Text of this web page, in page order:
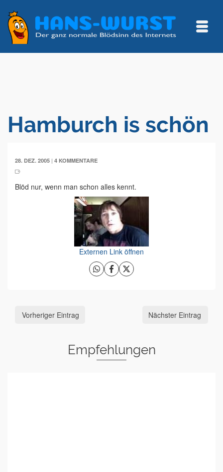
Hamburch is schön
28. DEZ. 2005 | 4 KOMMENTARE
Blöd nur, wenn man schon alles kennt.
Externen Link öffnen
Vorheriger Eintrag Nächster Eintrag
Empfehlungen